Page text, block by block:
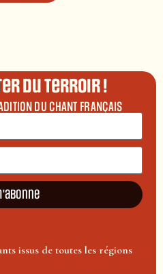
du terroir !
DU CHANT FRANÇAIS
issus de toutes les régions